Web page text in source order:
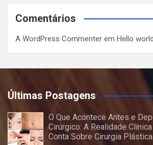
Comentários
A WordPress Commenter em Hello
Últimas Postagens
O Que Acontece Antes e
Cirúrgico: A Realidade
Conta Sobre Cirurgia Plástica